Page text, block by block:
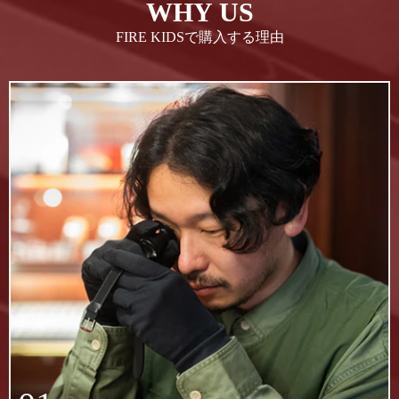
WHY US
FIRE KIDSで購入する理由